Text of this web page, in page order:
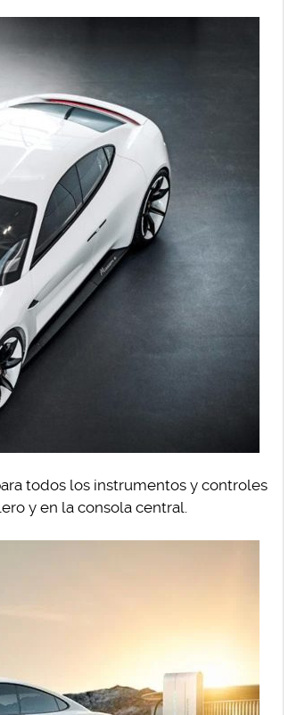
todos los instrumentos y controles
y en la consola central.